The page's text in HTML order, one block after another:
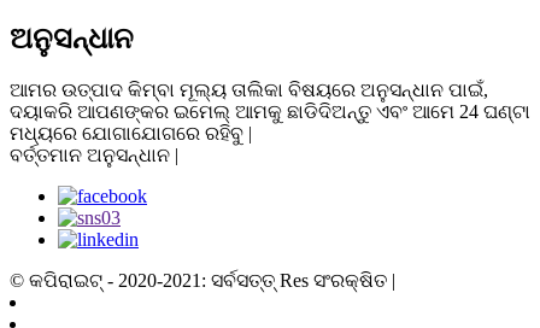
ଅନୁସନ୍ଧାନ
ଆମର ଉତ୍ପାଦ କିମ୍ବା ମୂଲ୍ୟ ତାଲିକା ବିଷୟରେ ଅନୁସନ୍ଧାନ ପାଇଁ,
ଦୟାକରି ଆପଣଙ୍କର ଇମେଲ୍ ଆମକୁ ଛାଡିଦିଅନ୍ତୁ ଏବଂ ଆମେ 24 ଘଣ୍ଟା
ମଧ୍ୟରେ ଯୋଗାଯୋଗରେ ରହିବୁ |
ବର୍ତ୍ତମାନ ଅନୁସନ୍ଧାନ |
© କପିରାଇଟ୍ - 2020-2021: ସର୍ବସତ୍ତ୍ Res ସଂରକ୍ଷିତ |